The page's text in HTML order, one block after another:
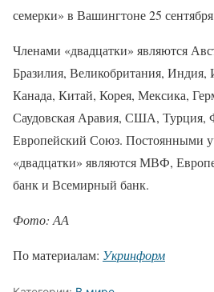
семерки» в Вашингтоне 25
Членами «двадцатки» являются
Бразилия, Великобритания, Индия,
Канада, Китай, Корея, Мексика,
Саудовская Аравия, США, Турция,
Европейский Союз. Постоянными
«двадцатки» являются МВФ,
банк и Всемирный банк.
Фото: АА
По материалам: Укринформ